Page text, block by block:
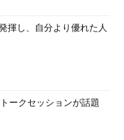
揮し、自分より優れた人
ークセッションが話題